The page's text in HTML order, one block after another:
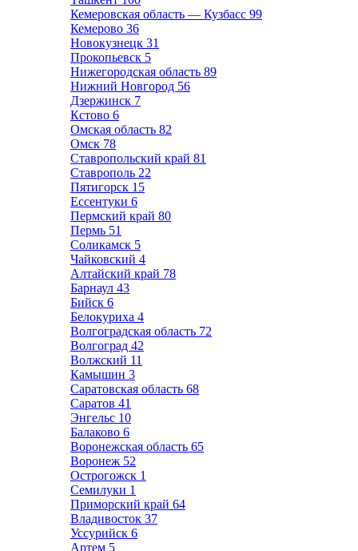
Кемеровская область — Кузбасс 99
Кемерово 36
Новокузнецк 31
Прокопьевск 5
Нижегородская область 89
Нижний Новгород 56
Дзержинск 7
Кстово 6
Омская область 82
Омск 78
Ставропольский край 81
Ставрополь 22
Пятигорск 15
Ессентуки 6
Пермский край 80
Пермь 51
Соликамск 5
Чайковский 4
Алтайский край 78
Барнаул 43
Бийск 6
Белокуриха 4
Волгоградская область 72
Волгоград 42
Волжский 11
Камышин 3
Саратовская область 68
Саратов 41
Энгельс 10
Балаково 6
Воронежская область 65
Воронеж 52
Острогожск 1
Семилуки 1
Приморский край 64
Владивосток 37
Уссурийск 6
Артем 5